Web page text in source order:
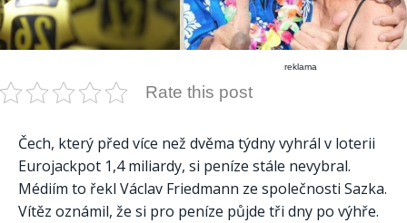
reklama
Rate this post
Čech, který před více než dvěma týdny vyhrál v loterii
Eurojackpot 1,4 miliardy, si peníze stále nevybral.
Médiím to řekl Václav Friedmann ze společnosti Sazka.
Vítěz oznámil, že si pro peníze půjde tři dny po výhře.